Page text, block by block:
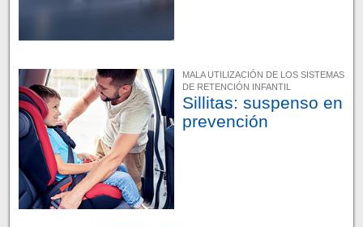
MALA UTILIZACIÓN DE LOS SISTEMAS
DE RETENCIÓN INFANTIL
Sillitas: suspenso en
prevención